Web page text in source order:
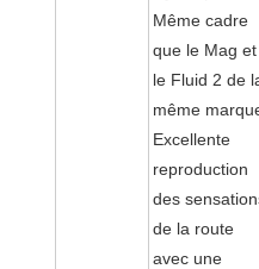
Même cadre
que le Mag et
le Fluid 2 de
même
Excellente
reproduction
des
de la route
avec une